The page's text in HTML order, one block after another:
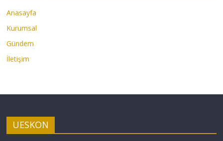
Anasayfa
Kurumsal
Gündem
İletişim
UESKON